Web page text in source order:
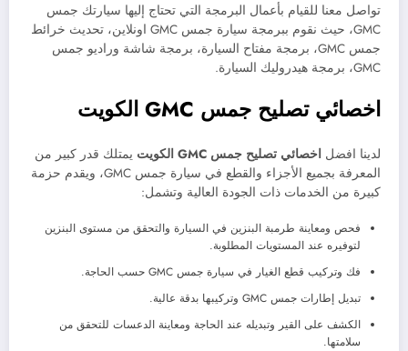
تواصل معنا للقيام بأعمال البرمجة التي تحتاج إليها سيارتك جمس
GMC، حيث نقوم ببرمجة سيارة جمس GMC اونلاين، تحديث خرائط
جمس GMC، برمجة مفتاح السيارة، برمجة شاشة وراديو جمس
GMC، برمجة هيدروليك السيارة.
اخصائي تصليح جمس GMC الكويت
لدينا افضل اخصائي تصليح جمس GMC الكويت يمتلك قدر كبير من
المعرفة بجميع الأجزاء والقطع في سيارة جمس GMC، ويقدم حزمة
كبيرة من الخدمات ذات الجودة العالية وتشمل:
فحص ومعاينة طرمبة البنزين في السيارة والتحقق من مستوى البنزين
لتوفيره عند المستويات المطلوبة.
فك وتركيب قطع الغيار في سيارة جمس GMC حسب الحاجة.
تبديل إطارات جمس GMC وتركيبها بدقة عالية.
الكشف على القير وتبديله عند الحاجة ومعاينة الدعسات للتحقق من
سلامتها.